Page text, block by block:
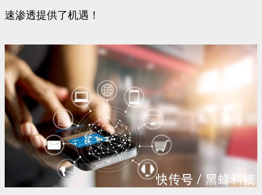
速渗透提供了机遇！